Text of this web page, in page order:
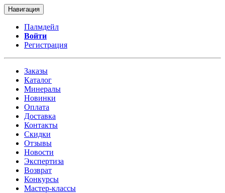
Навигация
Палмдейл
Войти
Регистрация
Заказы
Каталог
Минералы
Новинки
Оплата
Доставка
Контакты
Скидки
Отзывы
Новости
Экспертиза
Возврат
Конкурсы
Мастер-классы